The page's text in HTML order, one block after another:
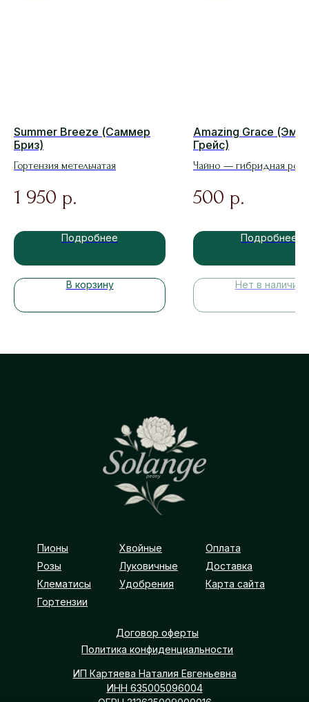
Summer Breeze (Саммер
Бриз)
Гортензия метельчатая
1 950 р.
Подробнее
В корзину
Amazing Grace
Грейс)
Чайно — гибридная роза
500 р.
Подробнее
Нет в наличии
Оплата
Карта сайта
Доставка
Удобрения
Луковичные
Хвойные
Гортензии
Клематисы
Розы
Пионы
Договор оферты
Политика конфиденциальности
ИП Картяева Наталия Евгеньевна
ИНН 635005096004